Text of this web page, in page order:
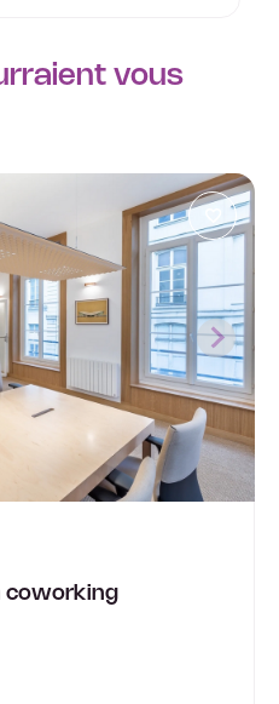
vous
coworking